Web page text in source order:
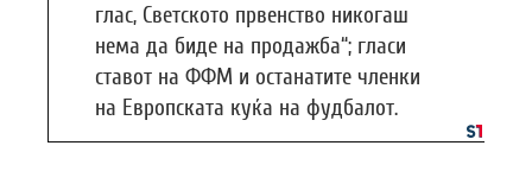
глас, Светското првенство никогаш
нема да биде на продажба“; гласи
ставот на ФФМ и останатите членки
на Европската куќа на фудбалот.